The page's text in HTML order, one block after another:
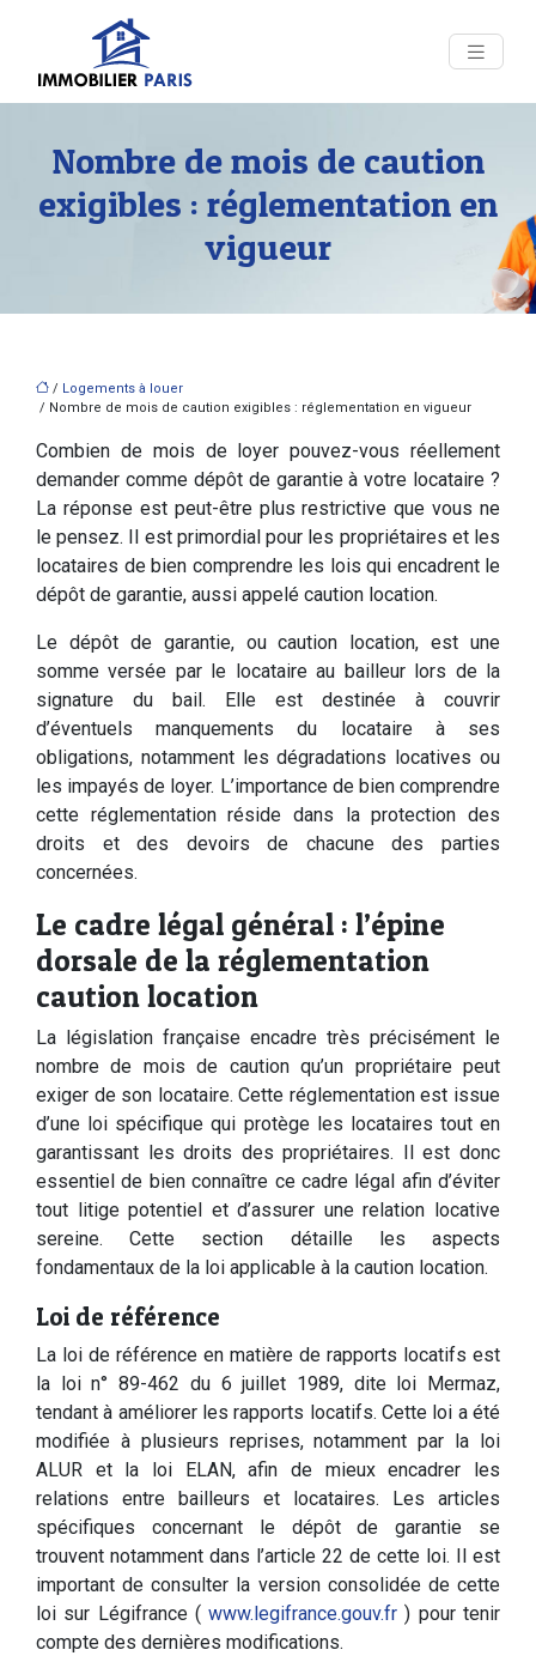
Nombre de mois de caution
exigibles : réglementation en
vigueur
/ Logements à louer
/ Nombre de mois de caution exigibles : réglementation en vigueur
Combien de mois de loyer pouvez-vous réellement
demander comme dépôt de garantie à votre locataire ?
La réponse est peut-être plus restrictive que vous ne
le pensez. Il est primordial pour les propriétaires et les
locataires de bien comprendre les lois qui encadrent le
dépôt de garantie, aussi appelé caution location.
Le dépôt de garantie, ou caution location, est une
somme versée par le locataire au bailleur lors de la
signature du bail. Elle est destinée à couvrir
d’éventuels manquements du locataire à ses
obligations, notamment les dégradations locatives ou
les impayés de loyer. L’importance de bien comprendre
cette réglementation réside dans la protection des
droits et des devoirs de chacune des parties
concernées.
Le cadre légal général : l’épine
dorsale de la réglementation
caution location
La législation française encadre très précisément le
nombre de mois de caution qu’un propriétaire peut
exiger de son locataire. Cette réglementation est issue
d’une loi spécifique qui protège les locataires tout en
garantissant les droits des propriétaires. Il est donc
essentiel de bien connaître ce cadre légal afin d’éviter
tout litige potentiel et d’assurer une relation locative
sereine. Cette section détaille les aspects
fondamentaux de la loi applicable à la caution location.
Loi de référence
La loi de référence en matière de rapports locatifs est
la loi n° 89-462 du 6 juillet 1989, dite loi Mermaz,
tendant à améliorer les rapports locatifs. Cette loi a été
modifiée à plusieurs reprises, notamment par la loi
ALUR et la loi ELAN, afin de mieux encadrer les
relations entre bailleurs et locataires. Les articles
spécifiques concernant le dépôt de garantie se
trouvent notamment dans l’article 22 de cette loi. Il est
important de consulter la version consolidée de cette
loi sur Légifrance (www.legifrance.gouv.fr) pour tenir
compte des dernières modifications.